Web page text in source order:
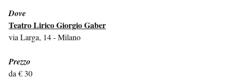
Dove
Teatro Lirico Giorgio Gaber
via Larga, 14 - Milano
Prezzo
da € 30